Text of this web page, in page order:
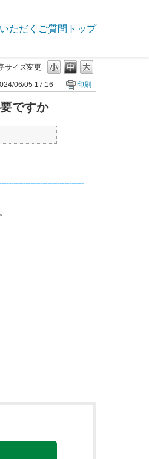
ただくご質問トップ
サイズ変更
06/05 17:16 印刷
ですか